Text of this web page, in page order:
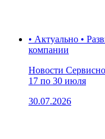
• Актуально •
компании
Новости
17 по 30 июля
30.07.2026